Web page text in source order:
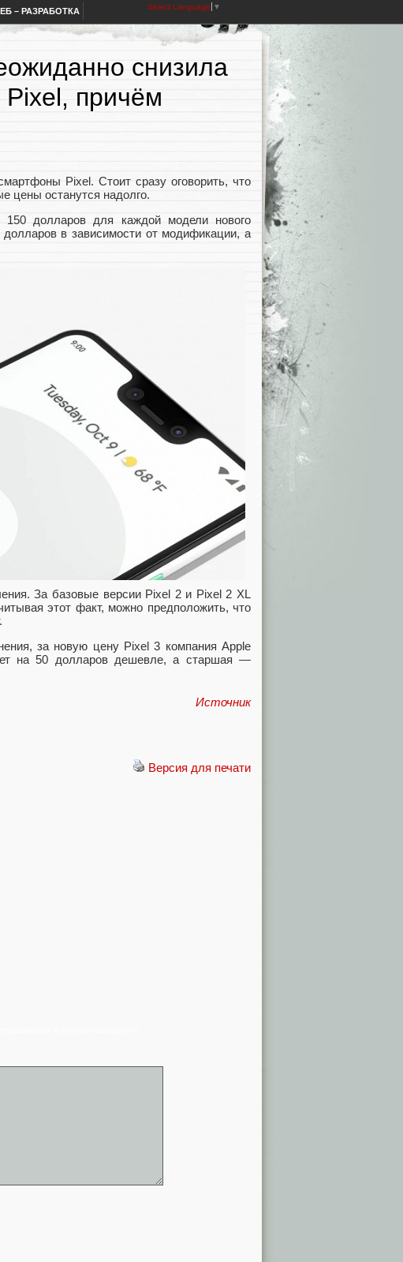
– РАЗРАБОТКА Select Language ▼
снизила
причём
Pixel. Стоит сразу оговорить, что
цены останутся надолго.
долларов для каждой модели нового
в зависимости от модификации, а
За базовые версии Pixel 2 и Pixel 2 XL
этот факт, можно предположить, что
за новую цену Pixel 3 компания Apple
на 50 долларов дешевле, а старшая —
Источник
Версия для печати